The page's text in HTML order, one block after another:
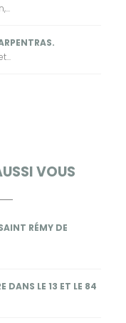
VOUS
RÉMY DE
DANS LE 13 ET LE 84